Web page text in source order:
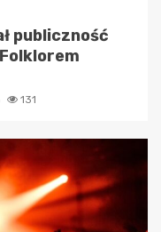
publiczność
131